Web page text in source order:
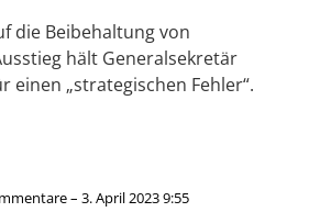
die Beibehaltung von
hält Generalsekretär
einen „strategischen Fehler“.
– 3. April 2023 9:55